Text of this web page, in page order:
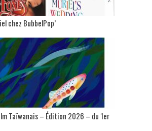
chez BubbelPop’
Taïwanais – Édition 2026 – du 1er